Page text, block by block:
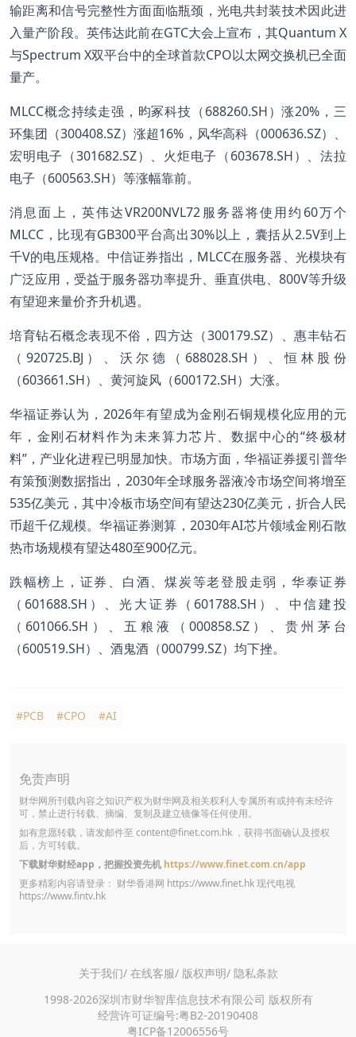
输距离和信号完整性方面面临瓶颈，光电共封装技术因此进
入量产阶段。英伟达此前在GTC大会上宣布，其Quantum X
与Spectrum X双平台中的全球首款CPO以太网交换机已全面
量产。
MLCC概念持续走强，昀冢科技（688260.SH）涨20%，三
环集团（300408.SZ）涨超16%，风华高科（000636.SZ）、
宏明电子（301682.SZ）、火炬电子（603678.SH）、法拉
电子（600563.SH）等涨幅靠前。
消息面上，英伟达VR200NVL72服务器将使用约60万个
MLCC，比现有GB300平台高出30%以上，囊括从2.5V到上
千V的电压规格。中信证券指出，MLCC在服务器、光模块有
广泛应用，受益于服务器功率提升、垂直供电、800V等升级
有望迎来量价齐升机遇。
培育钻石概念表现不俗，四方达（300179.SZ）、惠丰钻石
（920725.BJ）、沃尔德（688028.SH）、恒林股份
（603661.SH）、黄河旋风（600172.SH）大涨。
华福证券认为，2026年有望成为金刚石铜规模化应用的元
年，金刚石材料作为未来算力芯片、数据中心的“终极材
料”，产业化进程已明显加快。市场方面，华福证券援引普华
有策预测数据指出，2030年全球服务器液冷市场空间将增至
535亿美元，其中冷板市场空间有望达230亿美元，折合人民
币超千亿规模。华福证券测算，2030年AI芯片领域金刚石散
热市场规模有望达480至900亿元。
跌幅榜上，证券、白酒、煤炭等老登股走弱，华泰证券
（601688.SH）、光大证券（601788.SH）、中信建投
（601066.SH）、五粮液（000858.SZ）、贵州茅台
（600519.SH）、酒鬼酒（000799.SZ）均下挫。
#PCB #CPO #AI
免责声明
财华网所刊载内容之知识产权为财华网及相关权利人专属所有或持有未经许
可，禁止进行转载、摘编、复制及建立镜像等任何使用。
如有意愿转载，请发邮件至 content@finet.com.hk ，获得书面确认及授权
后，方可转载。
下载财华财经app，把握投资先机 https://www.finet.com.cn/app
更多精彩内容请登录： 财华香港网 https://www.finet.hk现代电视
https://www.fintv.hk
关于我们/ 在线客服/ 版权声明/ 隐私条款
1998-2026深圳市财华智库信息技术有限公司 版权所有
经营许可证编号:粤B2-20190408
粤ICP备12006556号